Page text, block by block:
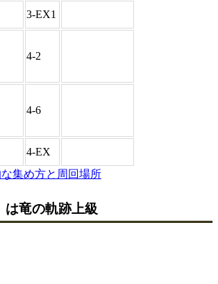
3-EX1
4-2
4-6
4-EX
集め方と周回場所
は竜の軌跡上級